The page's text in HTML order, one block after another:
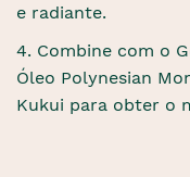
e radiante.
4. Combine com o
Óleo Polynesian
Kukui para obter o